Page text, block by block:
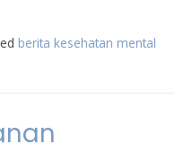
berita kesehatan mental